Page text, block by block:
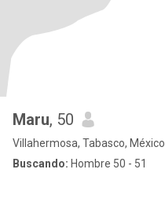
Maru, 50
Villahermosa, Tabasco, México
Buscando: Hombre 50 - 51